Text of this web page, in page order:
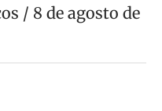
/ 8 de agosto de